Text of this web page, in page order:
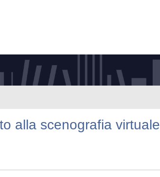
alla scenografia virtuale